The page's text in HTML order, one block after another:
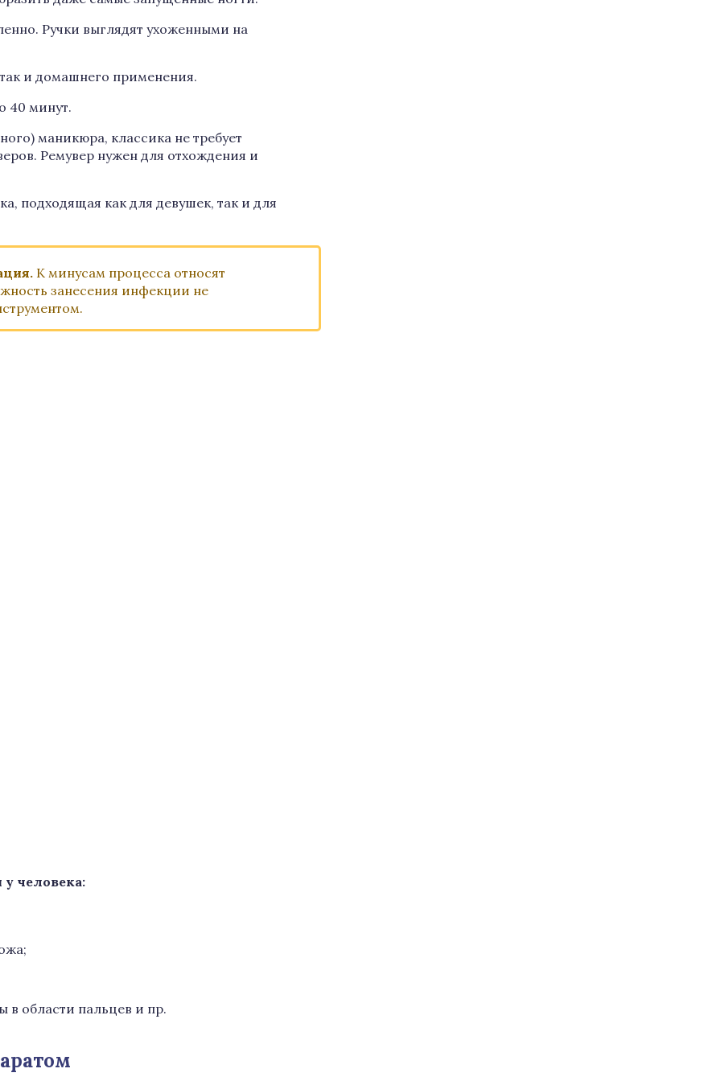
Ручки выглядят ухоженными на
и домашнего применения.
40 минут.
маникюра, классика не требует
Ремувер нужен для отхождения и
подходящая как для девушек, так и для
К минусам процесса относят
занесения инфекции не
у человека:
в области пальцев и пр.